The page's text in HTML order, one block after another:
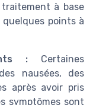
à base
points à
:Certaines
nausées, des
après avoir pris
symptômes sont